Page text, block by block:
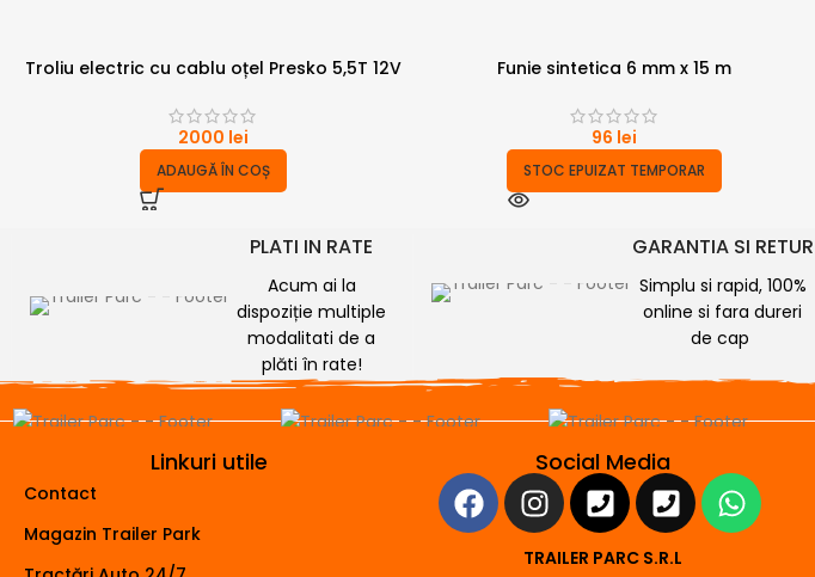
Troliu electric cu cablu oțel Presko 5,5T 12V
2000 lei
ADAUGĂ ÎN COȘ
Funie sintetica 6 mm x 15 m
96 lei
STOC EPUIZAT TEMPORAR
PLATI IN RATE
Acum ai la
dispoziție multiple
modalitati de a
plăti în rate!
GARANTIA SI RETUR
Simplu si rapid, 100%
online si fara dureri
de cap
Linkuri utile
Contact
Magazin Trailer Park
Social Media
TRAILER PARC S.R.L